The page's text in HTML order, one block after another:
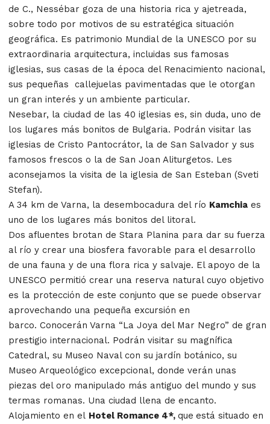
de C., Nessébar goza de una historia rica y ajetreada,
sobre todo por motivos de su estratégica situación
geográfica. Es patrimonio Mundial de la UNESCO por su
extraordinaria arquitectura, incluidas sus famosas
iglesias, sus casas de la época del Renacimiento nacional,
sus pequeñas callejuelas pavimentadas que le otorgan
un gran interés y un ambiente particular.
Nesebar, la ciudad de las 40 iglesias es, sin duda, uno de
los lugares más bonitos de Bulgaria. Podrán visitar las
iglesias de Cristo Pantocrátor, la de San Salvador y sus
famosos frescos o la de San Joan Aliturgetos. Les
aconsejamos la visita de la iglesia de San Esteban (Sveti
Stefan).
A 34 km de Varna, la desembocadura del río Kamchia es
uno de los lugares más bonitos del litoral.
Dos afluentes brotan de Stara Planina para dar su fuerza
al río y crear una biosfera favorable para el desarrollo
de una fauna y de una flora rica y salvaje. El apoyo de la
UNESCO permitió crear una reserva natural cuyo objetivo
es la protección de este conjunto que se puede observar
aprovechando una pequeña excursión en
barco. Conocerán Varna “La Joya del Mar Negro” de gran
prestigio internacional. Podrán visitar su magnífica
Catedral, su Museo Naval con su jardín botánico, su
Museo Arqueológico excepcional, donde verán unas
piezas del oro manipulado más antiguo del mundo y sus
termas romanas. Una ciudad llena de encanto.
Alojamiento en el Hotel Romance 4*, que está situado en